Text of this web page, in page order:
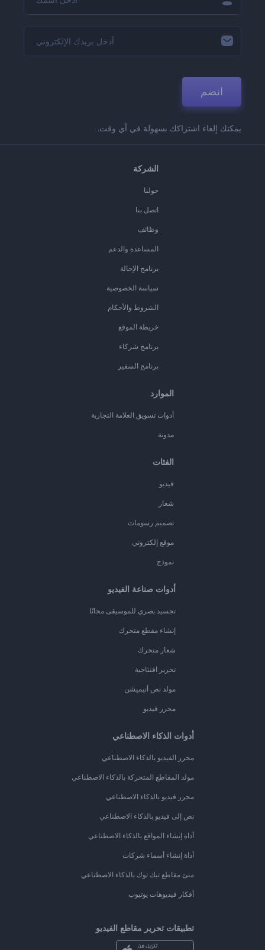
انضم
يمكنك إلغاء اشتراكك بسهولة في أي وقت.
الشركة
حولنا
اتصل بنا
وظائف
المساعدة والدعم
برنامج الإحالة
سياسة الخصوصية
الشروط والأحكام
خريطة الموقع
برنامج شركاء
برنامج السفير
الموارد
أدوات تسويق العلامة التجارية
مدونة
الفئات
فيديو
شعار
تصميم رسومات
موقع إلكتروني
نموذج
أدوات صناعة الفيديو
تجسيد بصري للموسيقى مجانًا
إنشاء مقطع متحرك
شعار متحرك
تحرير افتتاحية
مولد نص أنيميشن
محرر فيديو
أدوات الذكاء الاصطناعي
محرر الفيديو بالذكاء الاصطناعي
مولد المقاطع المتحركة بالذكاء الاصطناعي
محرر فيديو بالذكاء الاصطناعي
نص إلى فيديو بالذكاء الاصطناعي
أداة إنشاء المواقع بالذكاء الاصطناعي
أداة إنشاء أسماء شركات
منئ مقاطع تيك توك بالذكاء الاصطناعي
أفكار فيديوهات يوتيوب
تطبيقات تحرير مقاطع الفيديو